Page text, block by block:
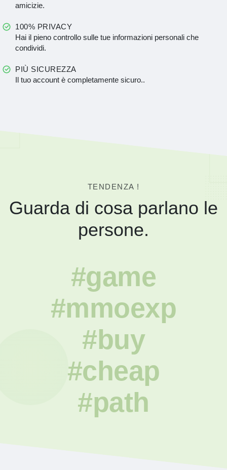
amicizie.
100% PRIVACY
Hai il pieno controllo sulle tue informazioni personali che
condividi.
PIÙ SICUREZZA
Il tuo account è completamente sicuro..
TENDENZA !
Guarda di cosa parlano le
persone.
#game
#mmoexp
#buy
#cheap
#path